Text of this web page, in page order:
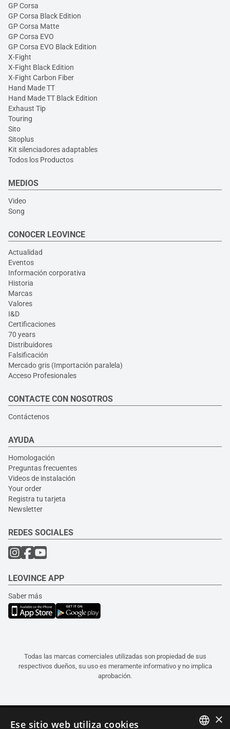
GP Corsa
GP Corsa Black Edition
GP Corsa Matte
GP Corsa EVO
GP Corsa EVO Black Edition
X-Fight
X-Fight Black Edition
X-Fight Carbon Fiber
Hand Made TT
Hand Made TT Black Edition
Exhaust Tip
Touring
Sito
Sitoplus
Kit silenciadores adaptables
Todos los Productos
MEDIOS
Video
Song
CONOCER LEOVINCE
Actualidad
Eventos
Información corporativa
Historia
Marcas
Valores
I&D
Certificaciones
70 years
Distribuidores
Falsificación
Mercado gris (Importación paralela)
Acceso Profesionales
CONTACTE CON NOSOTROS
Contáctenos
AYUDA
Homologación
Preguntas frecuentes
Videos de instalación
Your order
Registra tu tarjeta
Newsletter
REDES SOCIALES
LEOVINCE APP
Saber más
Todas las marcas comerciales utilizadas son propiedad de sus
respectivos dueños, su uso es meramente informativo y no implica
aprobación.
×
Ese sitio web utiliza cookies